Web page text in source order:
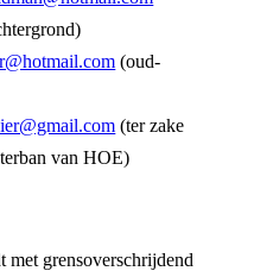
(oud-
(ter zake
van HOE)
met grensoverschrijdend